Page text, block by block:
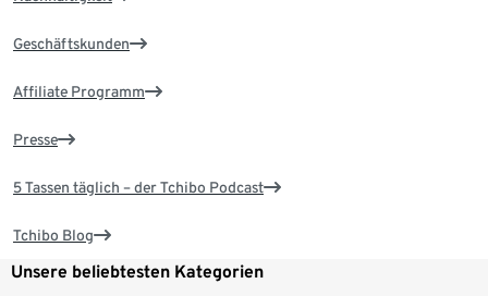
Geschäftskunden
Affiliate Programm
Presse
5 Tassen täglich – der Tchibo Podcast
Tchibo Blog
Unsere beliebtesten Kategorien